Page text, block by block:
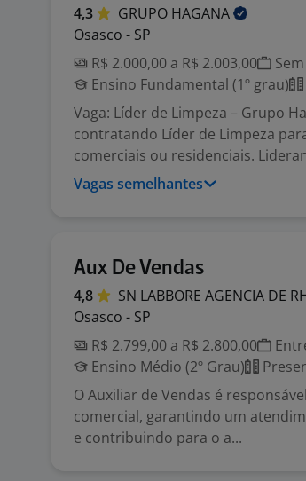
4,3 GRUPO HAGANA
Osasco - SP
R$ 2.000,00 a R$ 2.003,00
Ensino Fundamental (1º grau)
Vaga: Líder de Limpeza – Grupo
contratando Líder de Limpeza
comerciais ou residenciais.
Vagas semelhantes
Aux De Vendas
4,8 SN LABBORE AGENCIA DE
Osasco - SP
R$ 2.799,00 a R$ 2.800,00
Ensino Médio (2º Grau)
O Auxiliar de Vendas é
comercial, garantindo um
e contribuindo para o a...